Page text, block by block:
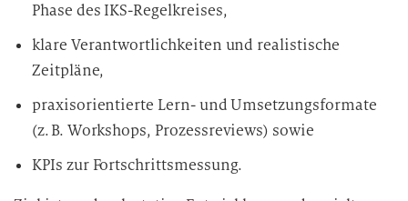
Phase des IKS-Regelkreises,
klare Verantwortlichkeiten und realistische
Zeitpläne,
praxisorientierte Lern- und Umsetzungsformate
(z. B. Workshops, Prozessreviews) sowie
KPIs zur Fortschrittsmessung.